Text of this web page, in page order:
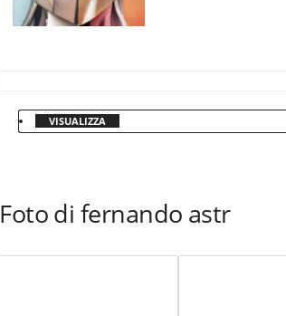
VISUALIZZA
Foto di fernando astr